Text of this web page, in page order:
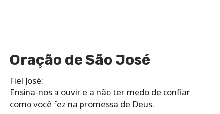
Oração de São José
Fiel José:
Ensina-nos a ouvir e a não ter medo de confiar
como você fez na promessa de Deus.